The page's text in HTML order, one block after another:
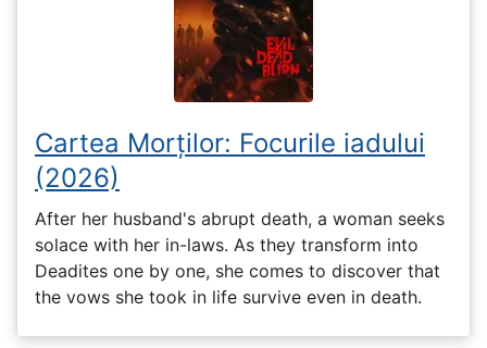
Cartea Morților: Focurile iadului
(2026)
After her husband's abrupt death, a woman seeks
solace with her in-laws. As they transform into
Deadites one by one, she comes to discover that
the vows she took in life survive even in death.